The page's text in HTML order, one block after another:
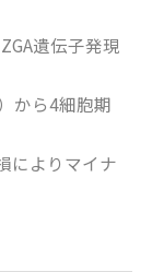
遺伝子発現
から4細胞期
によりマイナ